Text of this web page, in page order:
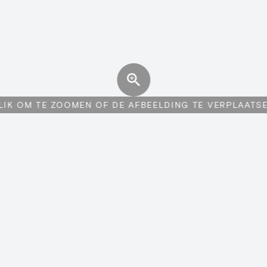
OM TE ZOOMEN OF DE AFBEELDING TE